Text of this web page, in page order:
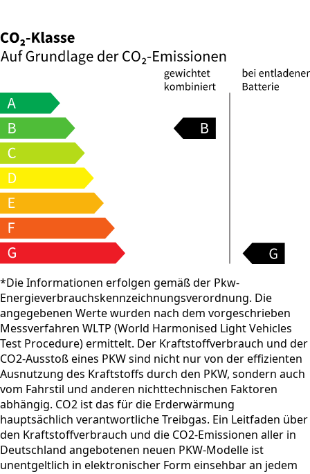
*Die Informationen erfolgen gemäß der Pkw-
Energieverbrauchskennzeichnungsverordnung. Die
angegebenen Werte wurden nach dem vorgeschrieben
Messverfahren WLTP (World Harmonised Light Vehicles
Test Procedure) ermittelt. Der Kraftstoffverbrauch und der
CO2-Ausstoß eines PKW sind nicht nur von der effizienten
Ausnutzung des Kraftstoffs durch den PKW, sondern auch
vom Fahrstil und anderen nichttechnischen Faktoren
abhängig. CO2 ist das für die Erderwärmung
hauptsächlich verantwortliche Treibgas. Ein Leitfaden über
den Kraftstoffverbrauch und die CO2-Emissionen aller in
Deutschland angebotenen neuen PKW-Modelle ist
unentgeltlich in elektronischer Form einsehbar an jedem